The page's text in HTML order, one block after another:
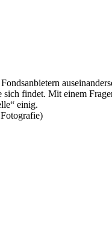
findet. Mit einem
einig.